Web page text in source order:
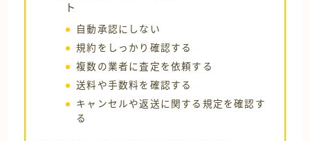
ト
自動承認にしない
規約をしっかり確認する
複数の業者に査定を依頼する
送料や手数料を確認する
キャンセルや返送に関する規定を確認す
る